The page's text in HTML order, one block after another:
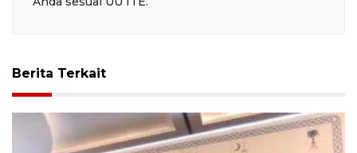
Berita Terkait